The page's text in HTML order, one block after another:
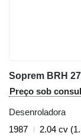
Soprem BRH
Preço sob
Desenroladora
1987
2.04 cv